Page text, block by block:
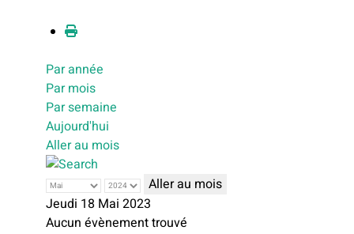
Par année
Par mois
Par semaine
Aujourd'hui
Aller au mois
Aller au mois
Jeudi 18 Mai 2023
Aucun évènement trouvé